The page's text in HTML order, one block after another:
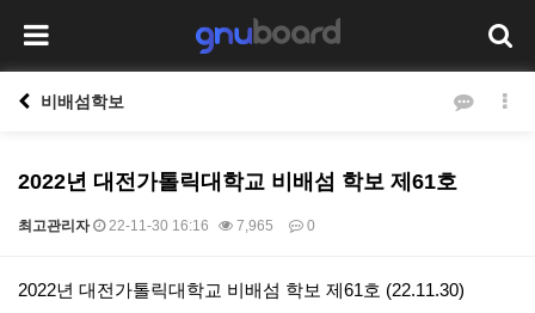
비배섬학보
2022년 대전가톨릭대학교 비배섬 학보 제61호
최고관리자 22-11-30 16:16 7,965 0
본문
2022년 대전가톨릭대학교 비배섬 학보 제61호 (22.11.30)